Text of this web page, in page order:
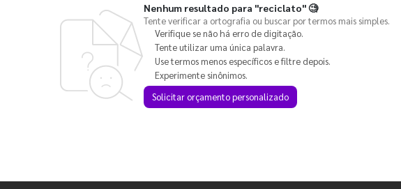
Nenhum resultado para "reciclato"🧐
Tente verificar a ortografia ou buscar por termos mais simples.
Verifique se não há erro de digitação.
Tente utilizar uma única palavra.
Use termos menos específicos e filtre depois.
Experimente sinônimos.
Solicitar orçamento personalizado